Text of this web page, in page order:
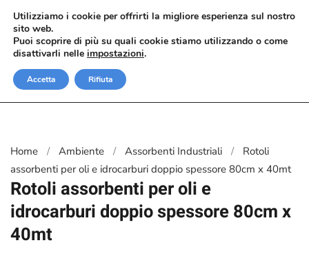
Passa al contenuto principale
Home Ambiente Assorbenti Industriali
Rotoli
assorbenti per oli e idrocarburi doppio spessore 80cm x 40mt
Rotoli assorbenti per oli e
idrocarburi doppio spessore 80cm x
40mt
Utilizziamo i cookie per offrirti la migliore esperienza sul nostro
sito web.
Puoi scoprire di più su quali cookie stiamo utilizzando o come
disattivarli nelle impostazioni.
Accetta Rifiuta